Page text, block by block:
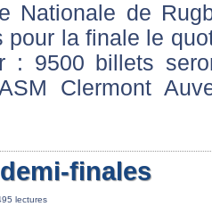
Nationale de
pour la finale le
: 9500 billets
Clermont
finales
lectures